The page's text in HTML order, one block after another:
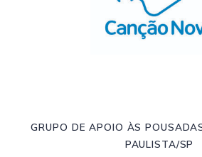
GRUPO DE APOIO ÀS
PAULISTA/SP